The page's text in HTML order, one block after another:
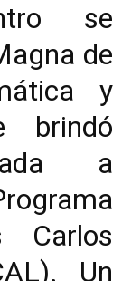
se
de
y
brindó
a
Carlos
Un